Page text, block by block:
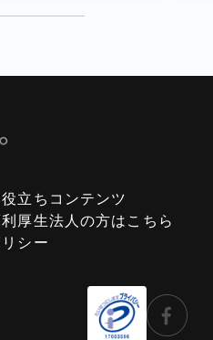
立ちコンテンツ
厚生法人の方はこちら
シー